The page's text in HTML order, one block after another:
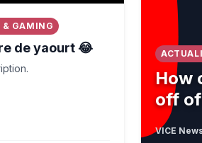
& GAMING
de yaourt 😂
How
off
VICE